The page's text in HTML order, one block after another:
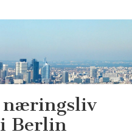
næringsliv
Berlin